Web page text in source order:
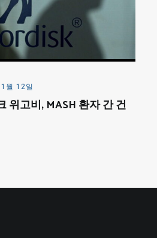
월 12일
위고비, MASH 환자 간 건